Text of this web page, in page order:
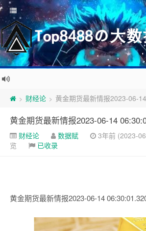
> 财经论 > 黄金期货最新情报2023-06-
黄金期货最新情报2023-06-14
财经论 数据赋 3年前 (2023-
览
已收录
黄金期货最新情报2023-06-14